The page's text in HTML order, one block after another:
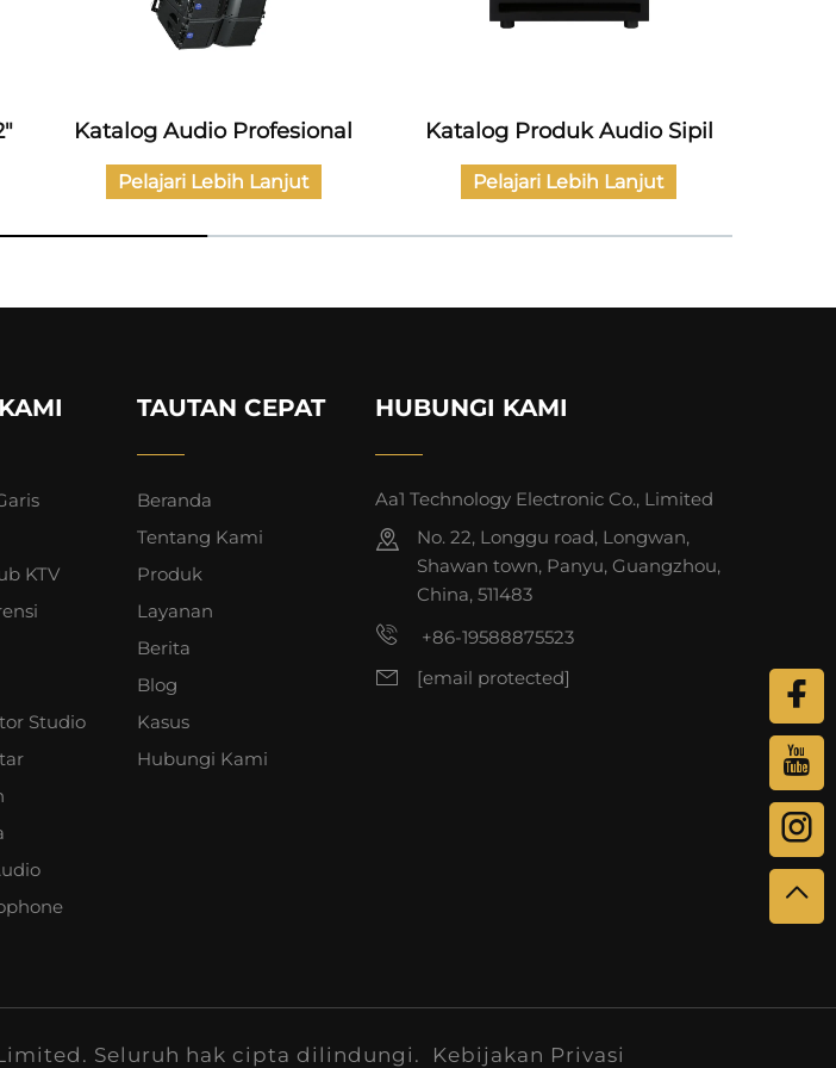
Katalog Audio Profesional
Pelajari Lebih Lanjut
Katalog Produk Audio Sipil
Pelajari Lebih Lanjut
KTV
Studio
TAUTAN CEPAT
Beranda
Tentang Kami
Produk
Layanan
Berita
Blog
Kasus
Hubungi Kami
HUBUNGI KAMI
Aa1 Technology Electronic Co., Limited
No. 22, Longgu road, Longwan,
Shawan town, Panyu, Guangzhou,
China, 511483
+86-19588875523
[email protected]
Seluruh hak cipta dilindungi. Kebijakan Privasi